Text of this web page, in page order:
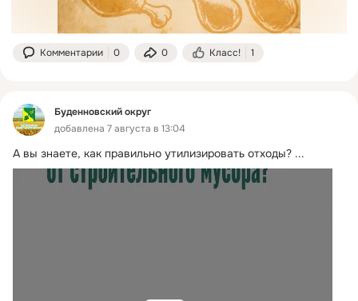
Комментарии 0 0 Класс! 1
Буденновский округ
добавлена 7 августа в 13:04
А вы знаете, как правильно утилизировать отходы? ...